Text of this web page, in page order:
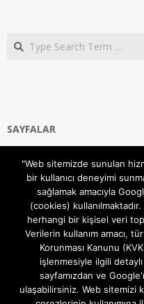
Search
SAYFALAR
Gizlilik ve Çerezler (Cookies)
Hakkımızda
İletişim Kanalları
MODEM KURULUM
TEKNİK DESTEK
TELEVİZYON SİSTEMLERİ
"Web sitemizde sunulan
bir kullanıcı deneyimi
sağlamak amacıyla
(cookies)
herhangi bir kişisel veri
Verilerin kullanım amacı,
Korunması Kanunu
işlenmesiyle ilgili
sayfamızdan ve
ulaşabilirsiniz. Web sitemizi